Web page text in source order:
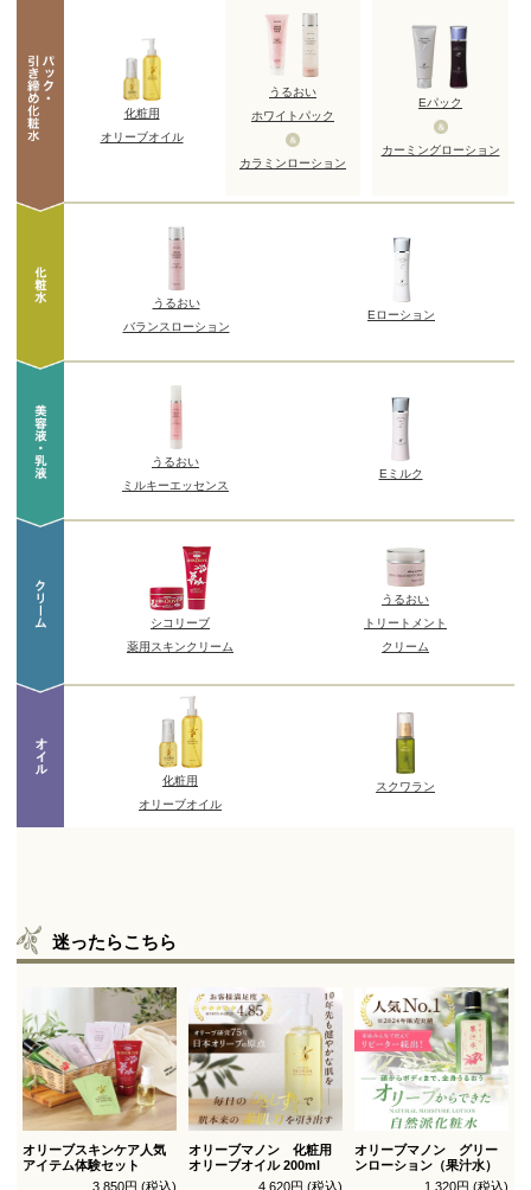
迷ったらこちら
オリーブスキンケア人気
アイテム体験セット
3,850円 (税込)
オリーブマノン 化粧用
オリーブオイル 200ml
4,620円 (税込)
オリーブマノン グリー
ンローション（果汁水）
1,320円 (税込)